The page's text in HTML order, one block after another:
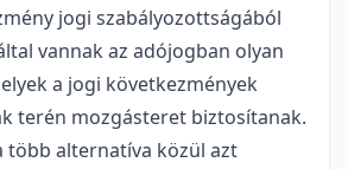
jogi szabályozottságából
vannak az adójogban olyan
a jogi következmények
terén mozgásteret biztosítanak.
több alternatíva közül azt